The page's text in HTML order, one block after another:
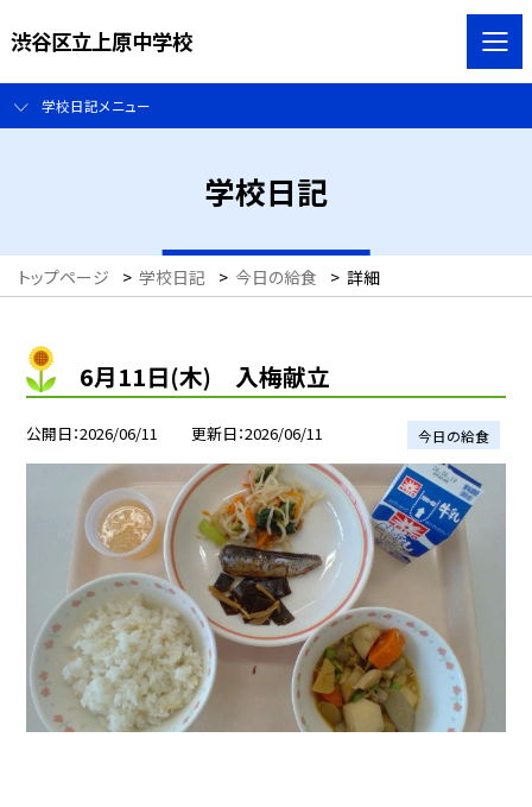
渋谷区立上原中学校
学校日記メニュー
学校日記
トップページ > 学校日記 > 今日の給食 > 詳細
6月11日(木) 入梅献立
公開日 2026/06/11 更新日 2026/06/11 今日の給食